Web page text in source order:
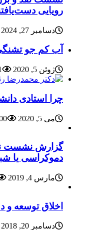
رویایی
دسامبر 27, 2024
آب کم جو
ژوئن 5, 2020
چرا استادی
می 5, 2020
گزارش نشست
دموکراسی یا
مارس 4, 2019
اخلاق توسعه و
دسامبر 20, 2018